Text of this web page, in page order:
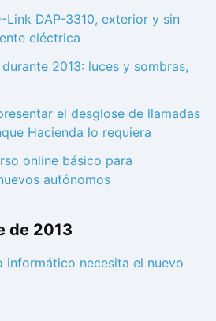
Link DAP-3310, exterior y sin
eléctrica
2013: luces y sombras,
el desglose de llamadas
Hacienda lo requiera
online básico para
autónomos
de 2013
informático necesita el nuevo